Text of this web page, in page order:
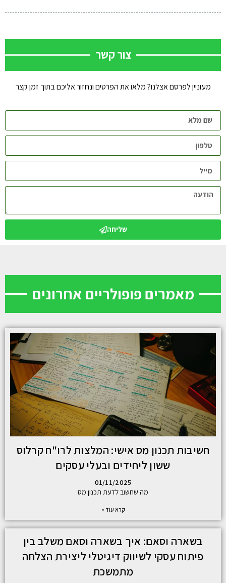
צור קשר
מעוניין לפרסם אצלנו? מלאו את הפרטים ונחזור אליכם בתוך זמן קצר
שליחה
מאמרים פופולריים אחרונים
חשיבות תכנון מס אישי: המלצות לרו"ח קרלוס
ששון ליחידים ובעלי עסקים
01/11/2025
מה שחשוב לדעת תכנון מס
קרא עוד »
בשארה וסאם: איך בשארה וסאם משלב בין
פיתוח עסקי לשיווק דיגיטלי ליצירת הצלחה
מתמשכת